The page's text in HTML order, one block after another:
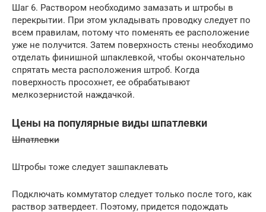
Шаг 6. Раствором необходимо замазать и штробы в
перекрытии. При этом укладывать проводку следует по
всем правилам, потому что поменять ее расположение
уже не получится. Затем поверхность стены необходимо
отделать финишной шпаклевкой, чтобы окончательно
спрятать места расположения штроб. Когда
поверхность просохнет, ее обрабатывают
мелкозернистой наждачкой.
Цены на популярные виды шпатлевки
Шпатлевки
Штробы тоже следует зашпаклевать
Подключать коммутатор следует только после того, как
раствор затвердеет. Поэтому, придется подождать